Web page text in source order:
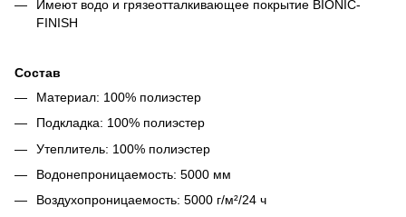
Имеют водо и грязеотталкивающее покрытие BIONIC-
FINISH
Состав
Материал: 100% полиэстер
Подкладка: 100% полиэстер
Утеплитель: 100% полиэстер
Водонепроницаемость: 5000 мм
Воздухопроницаемость: 5000 г/м²/24 ч